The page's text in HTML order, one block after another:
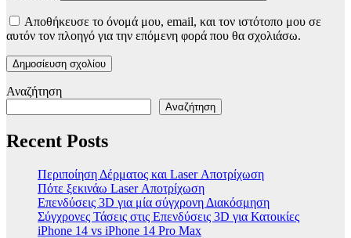
Αποθήκευσε το όνομά μου, email, και τον ιστότοπο μου σε
αυτόν τον πλοηγό για την επόμενη φορά που θα σχολιάσω.
Αναζήτηση
Αναζήτηση
Recent Posts
Περιποίηση Δέρματος και Laser Αποτρίχωση
Πότε ξεκινάω Laser Αποτρίχωση
Επενδύσεις 3D για μία σύγχρονη Διακόσμηση
Σύγχρονες Τάσεις στις Επενδύσεις 3D για Κατοικίες
iPhone 14 vs iPhone 14 Pro Max